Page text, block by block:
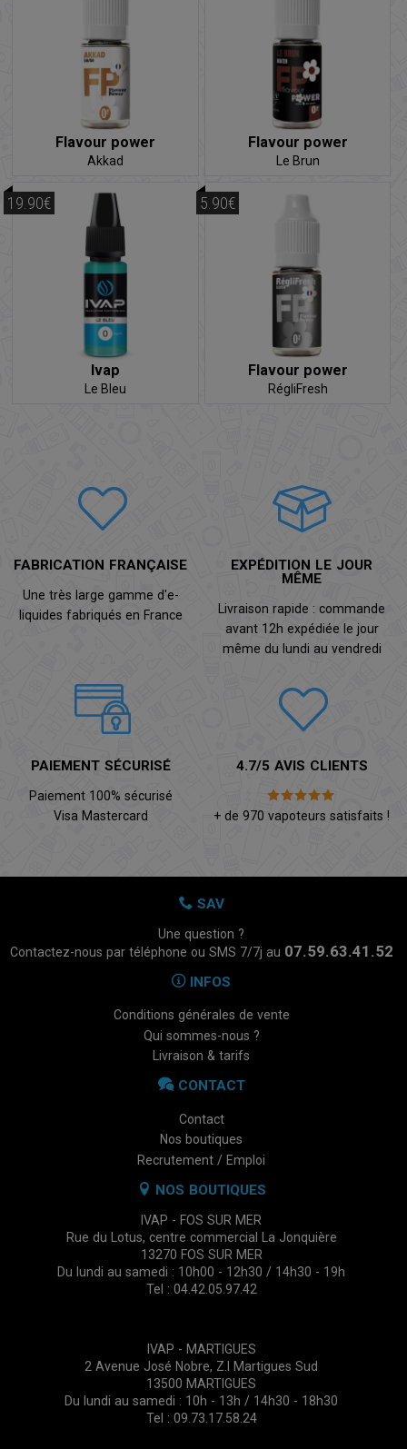
Flavour power
Akkad
Flavour power
Le Brun
Ivap
Le Bleu
19.90€
Flavour power
RégliFresh
5.90€
FABRICATION FRANÇAISE
Une très large gamme d'e-
liquides fabriqués en France
EXPÉDITION LE JOUR
MÊME
Livraison rapide : commande
avant 12h expédiée le jour
même du lundi au vendredi
PAIEMENT SÉCURISÉ
Paiement 100% sécurisé
Visa Mastercard
4.7/5 AVIS CLIENTS
+ de 970 vapoteurs satisfaits !
SAV
Une question ?
Contactez-nous par téléphone ou SMS 7/7j au 07.59.63.41.52
INFOS
Conditions générales de vente
Qui sommes-nous ?
Livraison & tarifs
CONTACT
Contact
Nos boutiques
Recrutement / Emploi
NOS BOUTIQUES
IVAP - FOS SUR MER
Rue du Lotus, centre commercial La Jonquière
13270 FOS SUR MER
Du lundi au samedi : 10h00 - 12h30 / 14h30 - 19h
Tel : 04.42.05.97.42
IVAP - MARTIGUES
2 Avenue José Nobre, Z.I Martigues Sud
13500 MARTIGUES
Du lundi au samedi : 10h - 13h / 14h30 - 18h30
Tel : 09.73.17.58.24